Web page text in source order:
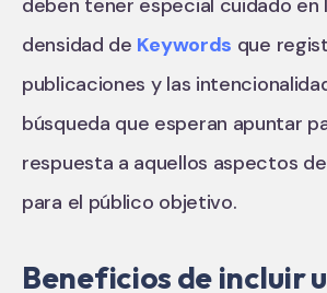
densidad de Keywords que
publicaciones y las
búsqueda que esperan apuntar
respuesta a aquellos aspectos
para el público objetivo.
Beneficios de incluir